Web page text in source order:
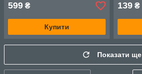
599 ₴
Купити
139 ₴
Показати ще